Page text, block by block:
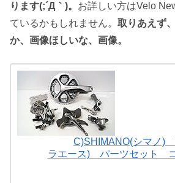
ります(;´Д｀)。 お詳しい方はVelo
ているかもしれません。 取りあえず
か、画像ほしいな、画像。
C)SHIMANO(シマノ)
ラエース) パーツセット